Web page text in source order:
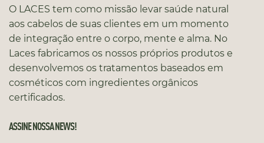
O LACES tem como missão levar saúde natural
aos cabelos de suas clientes em um momento
de integração entre o corpo, mente e alma. No
Laces fabricamos os nossos próprios produtos e
desenvolvemos os tratamentos baseados em
cosméticos com ingredientes orgânicos
certificados.
ASSINE NOSSA NEWS!